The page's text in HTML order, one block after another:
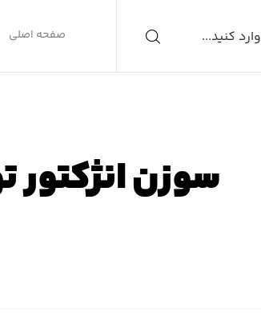
صفحه اصلی
سوزن انژکتور